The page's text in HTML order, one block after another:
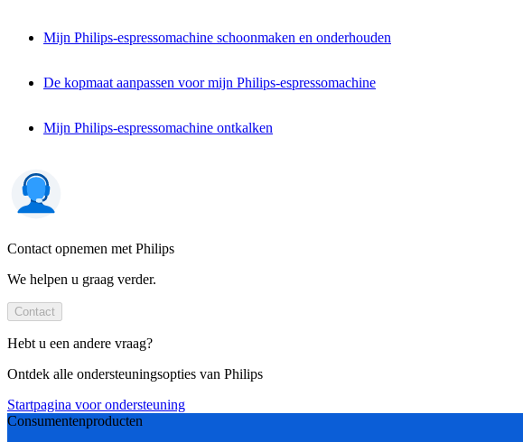
Mijn Philips-espressomachine schoonmaken en onderhouden
De kopmaat aanpassen voor mijn Philips-espressomachine
Mijn Philips-espressomachine ontkalken
Contact opnemen met Philips
We helpen u graag verder.
Contact
Hebt u een andere vraag?
Ontdek alle ondersteuningsopties van Philips
Startpagina voor ondersteuning
Consumentenproducten